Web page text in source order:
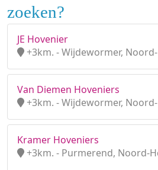
zoeken?
JE Hovenier
+3km. - Wijdewormer,
Van Diemen Hoveniers
+3km. - Wijdewormer,
Kramer Hoveniers
+3km. - Purmerend, Noord-